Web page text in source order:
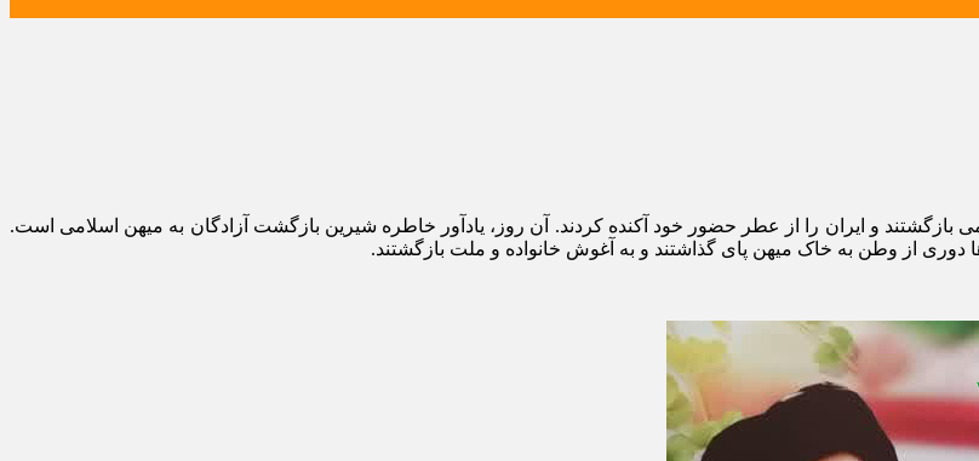
گروه آزادگان به میهن اسلامی بازگشتند و ایران را از عطر حضور خود آکنده کردند. آن روز، یادآور خاطره شیرین بازگشت آزادگان به میهن اسلامی است.
از وطن به خاک میهن پای گذاشتند و به آغوش خانواده و ملت بازگشتند.